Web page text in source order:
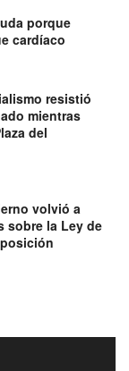
porque
cardíaco
resistió
mientras
del
volvió a
sobre la Ley de